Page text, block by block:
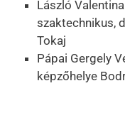
László
szaktechnikus,
Tokaj
Pápai Gergely
képzőhelye